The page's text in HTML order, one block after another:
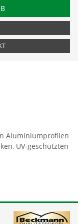
Aluminiumprofilen
UV-geschützten